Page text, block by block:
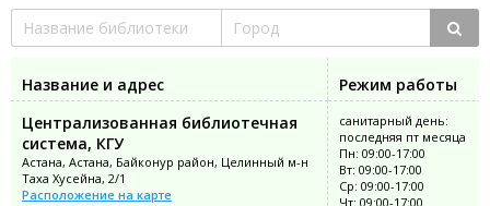
Название и адрес
Режим работы
Централизованная библиотечная
система, КГУ
Астана, Астана, Байконур район, Целинный м-н
Таха Хусейна, 2/1
Расположение на карте
санитарный день:
последняя пт месяца
Пн: 09:00-17:00
Вт: 09:00-17:00
Ср: 09:00-17:00
Чт: 09:00-17:00